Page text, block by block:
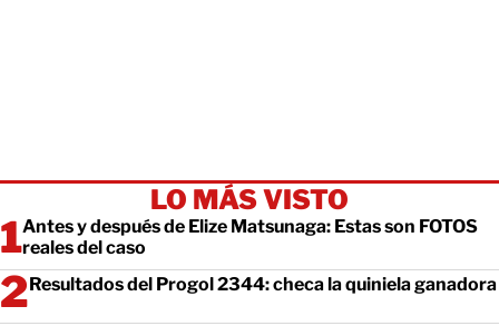
LO MÁS VISTO
Antes y después de Elize Matsunaga: Estas son FOTOS
reales del caso
Resultados del Progol 2344: checa la quiniela ganadora